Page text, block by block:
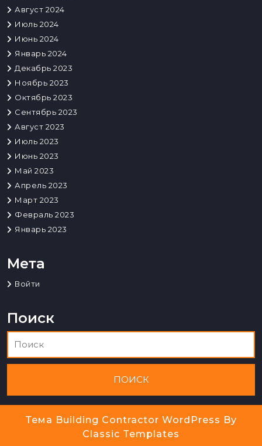
Август 2024
Июль 2024
Июнь 2024
Январь 2024
Декабрь 2023
Ноябрь 2023
Октябрь 2023
Сентябрь 2023
Август 2023
Июль 2023
Июнь 2023
Май 2023
Апрель 2023
Март 2023
Февраль 2023
Январь 2023
Мета
Войти
Поиск
Тема Building Contractor WordPress By
Classic Templates